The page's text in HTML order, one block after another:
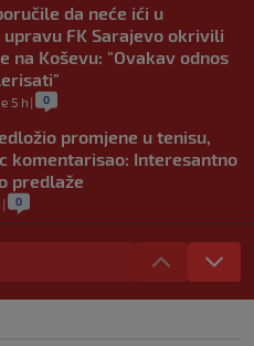
da neće ići u
upravu FK Sarajevo okrivili
na Koševu: "Ovakav odnos
5 h | 0
promjene u tenisu,
komentarisao: Interesantno
predlaže
| 0
Infantino dobio
Jednoglasno
podršku predsjedniku
6 h| 0